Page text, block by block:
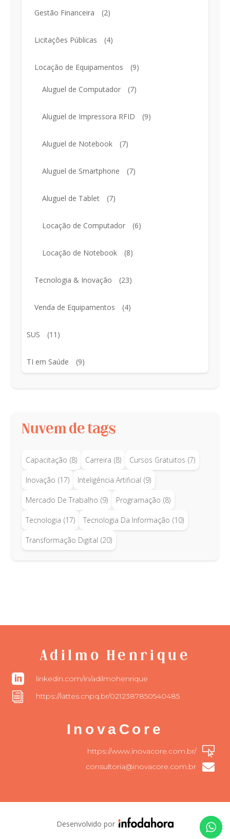
Gestão Financeira (2)
Licitações Públicas (4)
Locação de Equipamentos (9)
Aluguel de Computador (7)
Aluguel de Impressora RFID (9)
Aluguel de Notebook (7)
Aluguel de Smartphone (7)
Aluguel de Tablet (7)
Locação de Computador (6)
Locação de Notebook (8)
Tecnologia & Inovação (23)
Venda de Equipamentos (4)
SUS (11)
TI em Saúde (9)
Nuvem de tags
Capacitação (8) Carreira (8) Cursos Gratuitos (7)
Inovação (17) Inteligência Artificial (9)
Mercado De Trabalho (9) Programação (8)
Tecnologia (17) Tecnologia Da Informação (10)
Transformação Digital (20)
Adilmo Henrique
 linkedin.com/in/adilmohenrique
i https://lattes.cnpq.br/0212387850540485
InovaCore

https://www.inovacore.com.br/

consultoria@inovacore.com.br
Desenvolvido por